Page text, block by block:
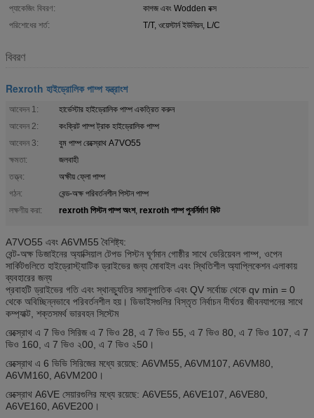
প্যাকেজিং বিবরণ:
কাগজ এবং Wodden বক্স
পরিশোধের শর্ত:
T/T, ওয়েস্টার্ন ইউনিয়ন, L/C
বিবরণ
Rexroth হাইড্রোলিক পাম্প যন্ত্রাংশ
আবেদন 1:
হার্ভেস্টার হাইড্রোলিক পাম্প একত্রিত করুন
আবেদন 2:
কংক্রিট পাম্প ট্রাক হাইড্রোলিক পাম্প
আবেদন 3:
বুম পাম্প রেক্স্রোথ A7VO55
ক্ষমতা:
জলবাহী
তত্ত্ব:
অক্ষীয় ফ্লো পাম্প
গঠন:
বেন্ড-অক্ষ পরিবর্তনশীল পিস্টন পাম্প
লক্ষণীয় করা:
rexroth পিস্টন পাম্প অংশ, rexroth পাম্প পুনর্নির্মাণ কিট
A7VO55 এবং A6VM55বৈশিষ্ট্য:
বেন্ট-অক্ষ ডিজাইনের অ্যাক্সিয়াল টেপড পিস্টন ঘূর্ণমান গোষ্ঠীর সাথে ভেরিয়েবল পাম্প, ওপেন
সার্কিটগুলিতে হাইড্রোস্ট্যাটিক ড্রাইভের জন্য মোবাইল এবং স্থিতিশীল অ্যাপ্লিকেশন এলাকায়
ব্যবহারের জন্য
প্রবাহটি ড্রাইভের গতি এবং স্থানচ্যুতির সমানুপাতিক এবং QV সর্বোচ্চ থেকে qv min = 0
থেকে অবিচ্ছিন্নভাবে পরিবর্তনশীল হয়। ডিভাইসগুলির বিস্তৃত নির্বাচন দীর্ঘতর জীবনযাপনের সাথে
কম্প্যাক্ট, শক্তসমর্থ ভারবহন সিস্টেম
রেক্স্রোথ এ 7 ভিও সিরিজ এ 7 ভিও 28, এ 7 ভিও 55, এ 7 ভিও 80, এ 7 ভিও 107, এ 7
ভিও 160, এ 7 ভিও ২00, এ 7 ভিও ২50।
রেক্স্রোথ এ 6 ভিভি সিরিজের মধ্যে রয়েছে: A6VM55, A6VM107, A6VM80,
A6VM160, A6VM200।
রেক্স্রোথ A6VE সেয়ারগুলির মধ্যে রয়েছে: A6VE55, A6VE107, A6VE80,
A6VE160, A6VE200।